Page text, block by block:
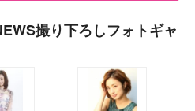
撮り下ろしフォトギャ